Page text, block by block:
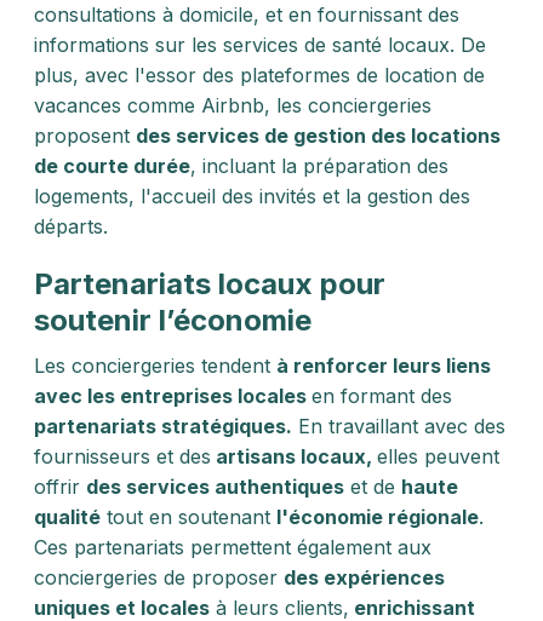
consultations à domicile, et en fournissant des
informations sur les services de santé locaux. De
plus, avec l'essor des plateformes de location de
vacances comme Airbnb, les conciergeries
proposent des services de gestion des locations
de courte durée, incluant la préparation des
logements, l'accueil des invités et la gestion des
départs.
Partenariats locaux pour
soutenir l’économie
Les conciergeries tendent à renforcer leurs liens
avec les entreprises locales en formant des
partenariats stratégiques. En travaillant avec des
fournisseurs et des artisans locaux, elles peuvent
offrir des services authentiques et de haute
qualité tout en soutenant l'économie régionale.
Ces partenariats permettent également aux
conciergeries de proposer des expériences
uniques et locales à leurs clients, enrichissant